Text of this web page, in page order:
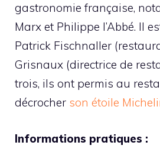
gastronomie française,
Marx et Philippe l’Abbé. Il
Patrick Fischnaller
Grisnaux (directrice de
trois, ils ont permis au
décrocher son étoile
Informations pratiques :